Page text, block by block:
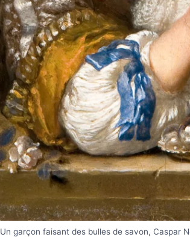
Un garçon faisant des bulles de savon, Caspar